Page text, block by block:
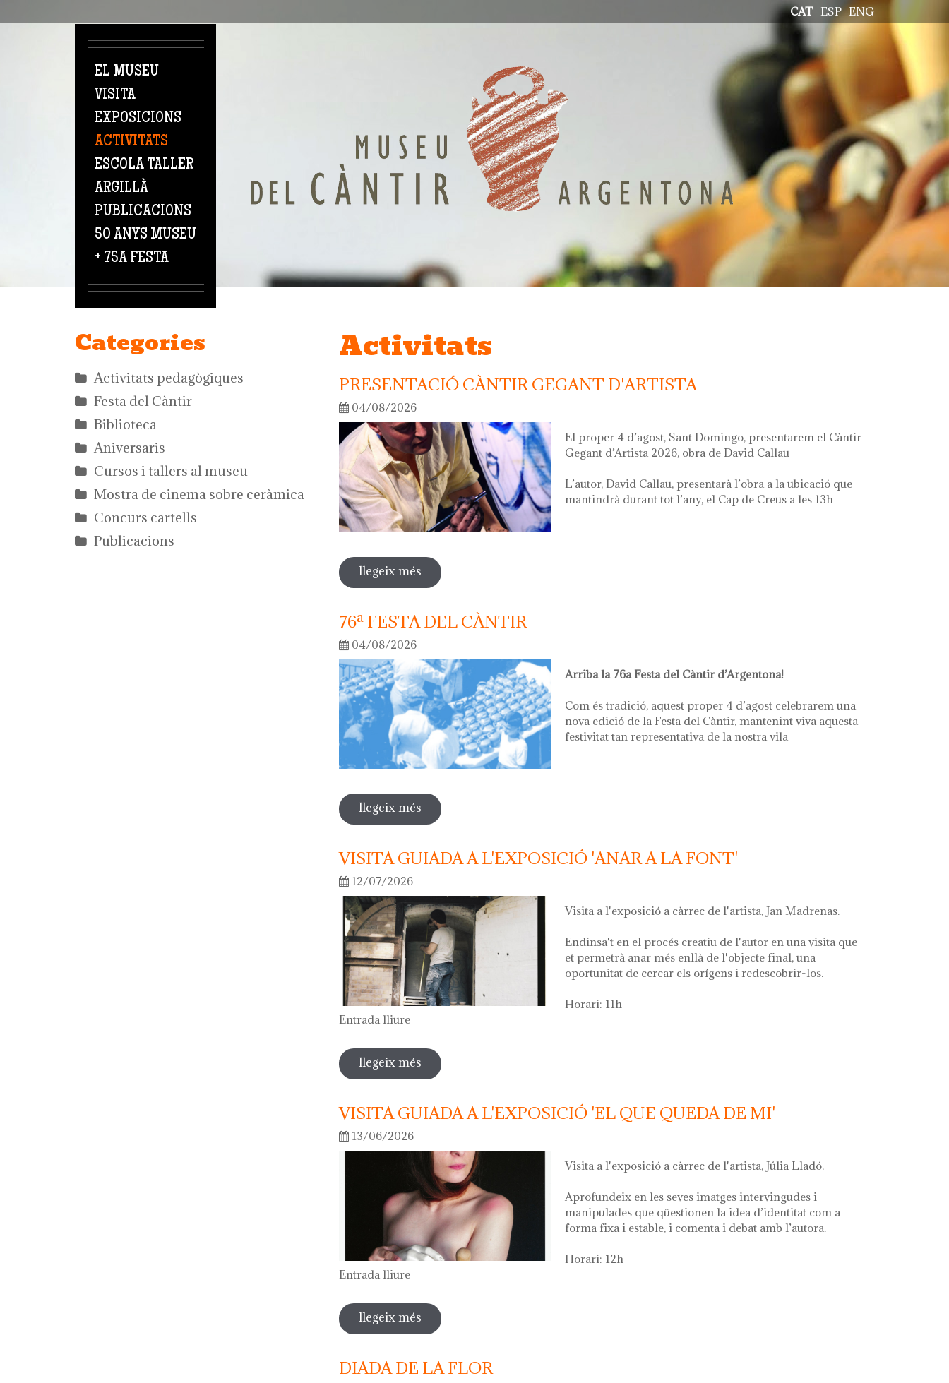
ENG
ESP
CAT
EL MUSEU
VISITA
EXPOSICIONS
ACTIVITATS
ESCOLA TALLER
ARGILLÀ
PUBLICACIONS
50 ANYS MUSEU
+ 75A FESTA
Categories
Activitats pedagògiques
Festa del Càntir
Biblioteca
Aniversaris
Cursos i tallers al museu
Mostra de cinema sobre ceràmica
Concurs cartells
Publicacions
Activitats
PRESENTACIÓ CÀNTIR GEGANT D'ARTISTA
04/08/2026
El proper 4 d’agost, Sant Domingo, presentarem el Càntir
Gegant d’Artista 2026, obra de David Callau
L’autor, David Callau, presentarà l’obra a la ubicació que
mantindrà durant tot l’any, el Cap de Creus a les 13h
llegeix més sobre presentació càntir gegant d'artista
76ª FESTA DEL CÀNTIR
04/08/2026
Arriba la 76a Festa del Càntir d’Argentona!
Com és tradició, aquest proper 4 d’agost celebrarem una
nova edició de la Festa del Càntir, mantenint viva aquesta
festivitat tan representativa de la nostra vila
llegeix més sobre 76ª festa del càntir
VISITA GUIADA A L'EXPOSICIÓ 'ANAR A LA FONT'
12/07/2026
Visita a l'exposició a càrrec de l'artista, Jan Madrenas.
Endinsa't en el procés creatiu de l'autor en una visita que
et permetrà anar més enllà de l'objecte final, una
oportunitat de cercar els orígens i redescobrir-los.
Horari: 11h
Entrada lliure
llegeix més sobre visita guiada a l'exposició 'anar a la font'
VISITA GUIADA A L'EXPOSICIÓ 'EL QUE QUEDA DE MI'
13/06/2026
Visita a l'exposició a càrrec de l'artista, Júlia Lladó.
Aprofundeix en les seves imatges intervingudes i
manipulades que qüestionen la idea d’identitat com a
forma fixa i estable, i comenta i debat amb l’autora.
Horari: 12h
Entrada lliure
llegeix més sobre visita guiada a l'exposició 'el que queda de mi'
DIADA DE LA FLOR